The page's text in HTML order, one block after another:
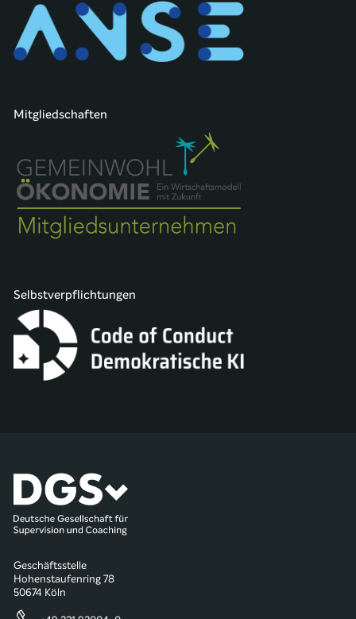
Mitgliedschaften
Selbstverpflichtungen
Geschäftsstelle
Hohenstaufenring 78
50674 Köln